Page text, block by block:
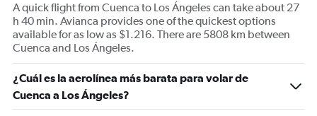
A quick flight from Cuenca to Los Ángeles can take about 27
h 40 min. Avianca provides one of the quickest options
available for as low as $1.216. There are 5808 km between
Cuenca and Los Ángeles.
¿Cuál es la aerolínea más barata para volar de
Cuenca a Los Ángeles?